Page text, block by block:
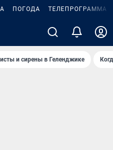
ПОГОДА ТЕЛЕПРОГРАММА
и сирены в Геленджике